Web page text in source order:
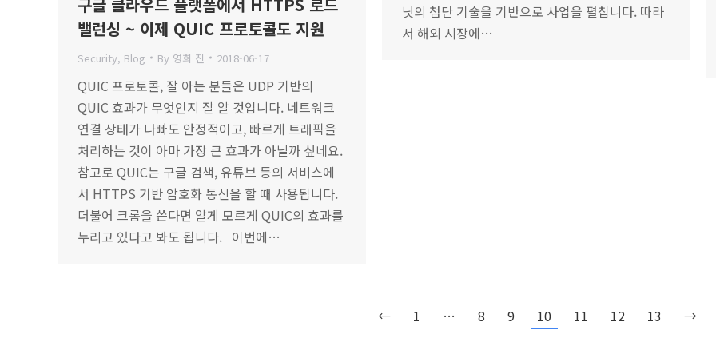
닛의 첨단 기술을 기반으로 사업을 펼칩니다. 따라
서 해외 시장에…
밸런싱 ~ 이제 QUIC 프로토콜도 지원
Security, Blog By 영희 진 2018-06-17
QUIC 프로토콜, 잘 아는 분들은 UDP 기반의
QUIC 효과가 무엇인지 잘 알 것입니다. 네트워크
연결 상태가 나빠도 안정적이고, 빠르게 트래픽을
처리하는 것이 아마 가장 큰 효과가 아닐까 싶네요.
참고로 QUIC는 구글 검색, 유튜브 등의 서비스에
서 HTTPS 기반 암호화 통신을 할 때 사용됩니다.
더불어 크롬을 쓴다면 알게 모르게 QUIC의 효과를
누리고 있다고 봐도 됩니다. 이번에…
← 1 … 8 9 10 11 12 13 →